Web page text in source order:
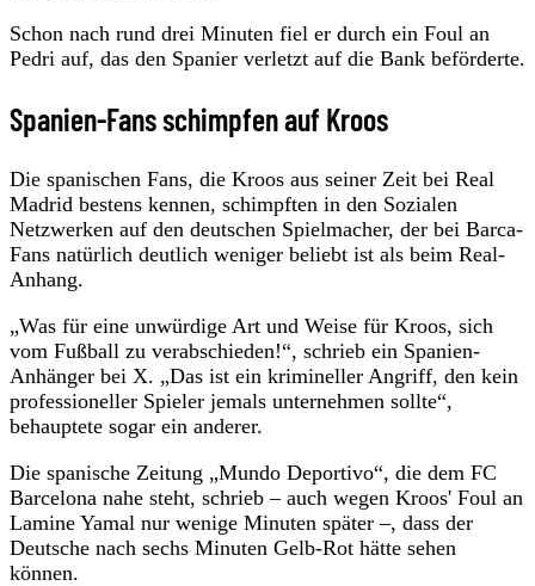
Schon nach rund drei Minuten fiel er durch ein Foul an
Pedri auf, das den Spanier verletzt auf die Bank beförderte.
Spanien-Fans schimpfen auf Kroos
Die spanischen Fans, die Kroos aus seiner Zeit bei Real
Madrid bestens kennen, schimpften in den Sozialen
Netzwerken auf den deutschen Spielmacher, der bei Barca-
Fans natürlich deutlich weniger beliebt ist als beim Real-
Anhang.
„Was für eine unwürdige Art und Weise für Kroos, sich
vom Fußball zu verabschieden!“, schrieb ein Spanien-
Anhänger bei X. „Das ist ein krimineller Angriff, den kein
professioneller Spieler jemals unternehmen sollte“,
behauptete sogar ein anderer.
Die spanische Zeitung „Mundo Deportivo“, die dem FC
Barcelona nahe steht, schrieb – auch wegen Kroos' Foul an
Lamine Yamal nur wenige Minuten später –, dass der
Deutsche nach sechs Minuten Gelb-Rot hätte sehen
können.